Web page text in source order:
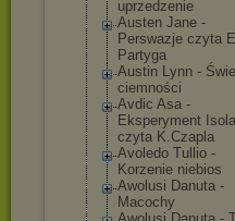
uprzedzenie
Austen Jane -
Perswazje czyta
Partyga
Austin Lynn -
ciemności
Avdic Asa -
Eksperyment Isola
czyta K.Czapla
Avoledo Tullio -
Korzenie niebios
Awolusi Danuta -
Macochy